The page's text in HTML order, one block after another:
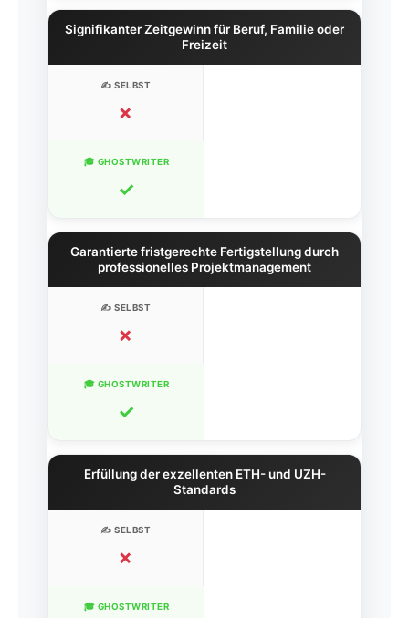
Signifikanter Zeitgewinn für Beruf, Familie oder
Freizeit
✗
✓
Garantierte fristgerechte Fertigstellung durch
professionelles Projektmanagement
✗
✓
Erfüllung der exzellenten ETH- und UZH-
Standards
✗